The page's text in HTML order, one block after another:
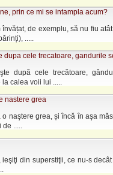
prin ce mi se intampla acum?
învățat, de exemplu, să nu fiu
.....
dupa cele trecatoare, gandurile
după cele trecătoare,
calea voii lui .....
nastere grea
naştere grea, și încă în aşa
de .....
ieşiţi din superstiţii, ce nu-s